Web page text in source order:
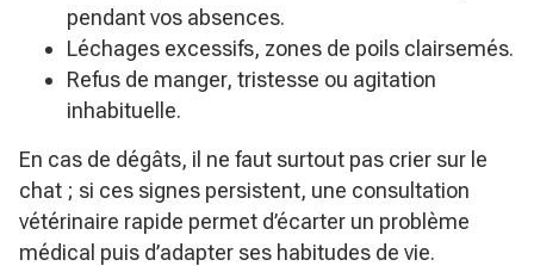
pendant vos absences.
Léchages excessifs, zones de poils clairsemés.
Refus de manger, tristesse ou agitation
inhabituelle.
En cas de dégâts, il ne faut surtout pas crier sur le
chat ; si ces signes persistent, une consultation
vétérinaire rapide permet d’écarter un problème
médical puis d’adapter ses habitudes de vie.